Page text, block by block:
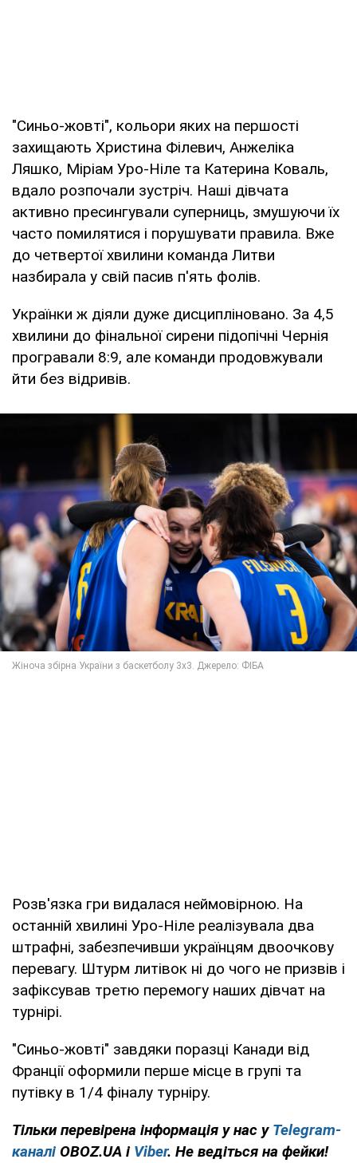
"Синьо-жовті", кольори яких на першості
захищають Христина Філевич, Анжеліка
Ляшко, Міріам Уро-Ніле та Катерина Коваль,
вдало розпочали зустріч. Наші дівчата
активно пресингували суперниць, змушуючи їх
часто помилятися і порушувати правила. Вже
до четвертої хвилини команда Литви
назбирала у свій пасив п'ять фолів.
Українки ж діяли дуже дисципліновано. За 4,5
хвилини до фінальної сирени підопічні Чернія
програвали 8:9, але команди продовжували
йти без відривів.
Розв'язка гри видалася неймовірною. На
останній хвилині Уро-Ніле реалізувала два
штрафні, забезпечивши українцям двоочкову
перевагу. Штурм литівок ні до чого не призвів і
зафіксував третю перемогу наших дівчат на
турнірі.
"Синьо-жовті" завдяки поразці Канади від
Франції оформили перше місце в групі та
путівку в 1/4 фіналу турніру.
Тільки перевірена інформація у нас у Telegram-
каналі OBOZ.UA і Viber. Не ведіться на фейки!